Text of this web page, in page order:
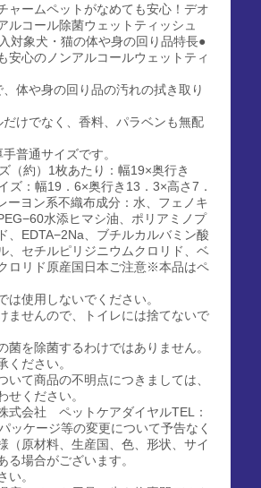
ャームペットがなめても安心！デオ
ルコール除菌ウェットティッシュ
象犬・猫の体や身の回り品特長●
安心のノンアルコールウェットティ
体や身の回り品の汚れの拭き取り
けでなく、香料、パラベンも無配
普通サイズです。
（約）1枚あたり：幅19×奥行き
ズ：幅19．6×奥行き13．3×高さ7．
ーヨン系不織布成分：水、フェノキ
水添ヒマシ油、ポリアミノプ
、EDTA−2Na、ブチルカルバミン酸
、セチルピリジニウムクロリド、ベ
ロリド原産国日本ご注意※本品はペ
は使用しないでください。
ませんので、トイレには捨てないで
を除菌するわけではありません。
ください。
いて商品の不明点につきましては、
せください。
式会社 ペットケアダイヤルTEL：
ッケージ等の変更について予告なく
（原材料、生産国、色、形状、サイ
る場合がございます。
い。